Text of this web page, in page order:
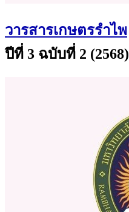
วารสารเกษตรรำไพ
ปีที่ 3 ฉบับที่ 2 (2568)